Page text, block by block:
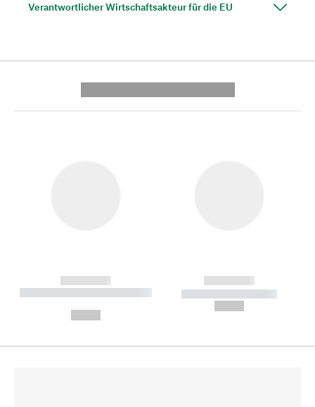
Verantwortlicher Wirtschaftsakteur für die EU
------------
----------- ----------- --------
------------
----------- -----------